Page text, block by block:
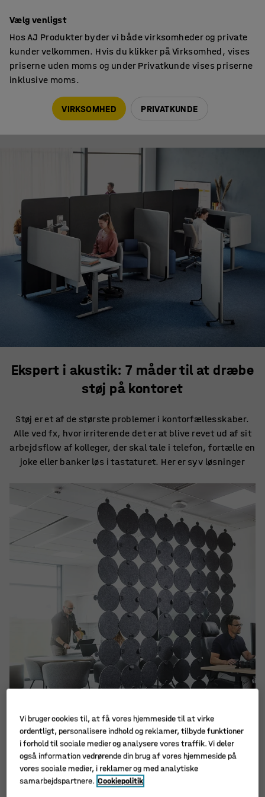
Ekspert i akustik: 7 måder til at dræbe støj på kontoret
Ekspert i akustik: 7 måder til at dræbe
støj på kontoret
Støj er et af de største problemer i kontorfællesskaber.
Alle ved fx, hvor irriterende det er at blive revet ud af sit
arbejdsflow af kolleger, der skal tale i telefon, fortælle en
joke eller banker løs i tastaturet. Her er syv løsninger
Fælleskontoret er standard indretning i de fleste
virksomheder, og de fleste steder gør man intet for at
nedsætte støj og fremme akustikken.
Vælg venligst
Hos AJ Produkter byder vi både virksomheder og private
kunder velkommen. Hvis du klikker på Virksomhed, vises
priserne uden moms og under Privatkunde vises priserne
inklusive moms.
VIRKSOMHED PRIVATKUNDE
Vi bruger cookies til, at få vores hjemmeside til at virke
ordentligt, personalisere indhold og reklamer, tilbyde funktioner
i forhold til sociale medier og analysere vores traffik. Vi deler
også information vedrørende din brug af vores hjemmeside på
vores sociale medier, i reklamer og med analytiske
samarbejdspartnere. Cookiepolitik